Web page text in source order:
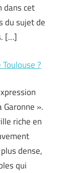
dans cet
du sujet de
[…]
?
».
riche en
dense,
qui